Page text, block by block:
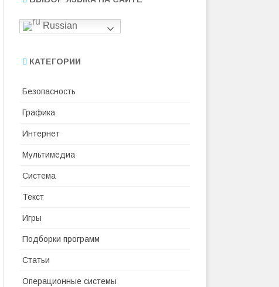
Russian
КАТЕГОРИИ
Безопасность
Графика
Интернет
Мультимедиа
Система
Текст
Игры
Подборки программ
Статьи
Операционные системы